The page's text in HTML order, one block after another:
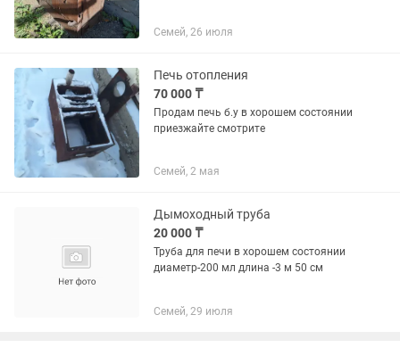
Семей, 26 июля
Печь отопления
70 000 ₸
Продам печь б.у в хорошем состоянии
приезжайте смотрите
Семей, 2 мая
Дымоходный труба
20 000 ₸
Труба для печи в хорошем состоянии
диаметр-200 мл длина -3 м 50 см
Семей, 29 июля